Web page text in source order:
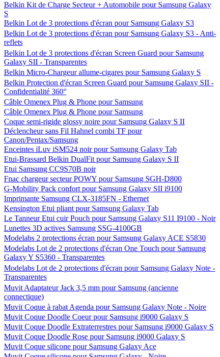
Belkin Kit de Charge Secteur + Automobile pour Samsung Galaxy
S
Belkin Lot de 3 protections d'écran pour Samsung Galaxy S3
Belkin Lot de 3 protections d'écran pour Samsung Galaxy S3 - Anti-
reflets
Belkin Lot de 3 protections d'écran Screen Guard pour Samsung
Galaxy SII - Transparentes
Belkin Micro-Chargeur allume-cigares pour Samsung Galaxy S
Belkin Protection d'écran Screen Guard pour Samsung Galaxy SII -
Confidentialité 360°
Câble Omenex Plug & Phone pour Samsung
Câble Omenex Plug & Phone pour Samsung
Coque semi-rigide glossy noire pour Samsung Galaxy S II
Déclencheur sans Fil Hahnel combi TF pour
Canon/Pentax/Samsung
Enceintes iLuv iSM524 noir pour Samsung Galaxy Tab
Etui-Brassard Belkin DualFit pour Samsung Galaxy S II
Etui Samsung CC9S70B noir
Fnac chargeur secteur POWY pour Samsung SGH-D800
G-Mobility Pack confort pour Samsung Galaxy SII i9100
Imprimante Samsung CLX-3185FN - Ethernet
Kensington Etui pliant pour Samsung Galaxy Tab
Le Tanneur Etui cuir Pouch pour Samsung Galaxy S11 I9100 - Noir
Lunettes 3D actives Samsung SSG-4100GB
Modelabs 2 protections écran pour Samsung Galaxy ACE S5830
Modelabs Lot de 2 protections d'écran One Touch pour Samsung
Galaxy Y S5360 - Transparentes
Modelabs Lot de 2 protections d'écran pour Samsung Galaxy Note -
Transparentes
Muvit Adaptateur Jack 3,5 mm pour Samsung (ancienne
connectique)
Muvit Coque à rabat Agenda pour Samsung Galaxy Note - Noire
Muvit Coque Doodle Coeur pour Samsung i9000 Galaxy S
Muvit Coque Doodle Extraterrestres pour Samsung i9000 Galaxy S
Muvit Coque Doodle Rose pour Samsung i9000 Galaxy S
Muvit Coque silicone pour Samsung Galaxy Ace